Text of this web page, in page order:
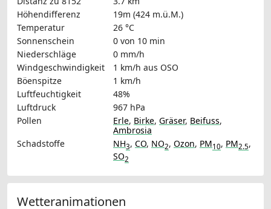
Höhendifferenz
19m (424 m.ü.M.)
Temperatur
26 °C
Sonnenschein
0 von 10 min
Niederschläge
0 mm/h
Windgeschwindigkeit
1 km/h aus OSO
Böenspitze
1 km/h
Luftfeuchtigkeit
48%
Luftdruck
967 hPa
Pollen
Erle, Birke, Gräser, Beifuss,
Ambrosia
Schadstoffe
NH3, CO, NO2, Ozon, PM10, PM2.5,
SO2
Wetteranimationen